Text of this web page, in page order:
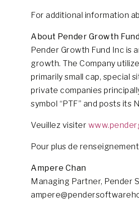
For additional information
About Pender Growth
Pender Growth Fund Inc is
growth. The Company
primarily small cap, special
private companies
symbol “PTF” and posts its
Veuillez visiter
Pour plus de
Ampere Chan
Managing Partner, Pender